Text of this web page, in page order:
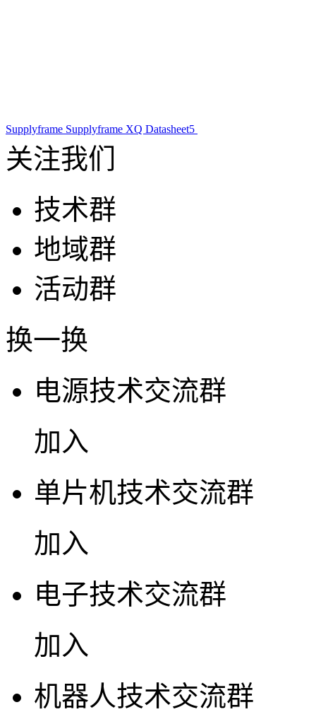
Supplyframe Supplyframe XQ Datasheet5
关注我们
技术群
地域群
活动群
换一换
电源技术交流群
加入
单片机技术交流群
加入
电子技术交流群
加入
机器人技术交流群